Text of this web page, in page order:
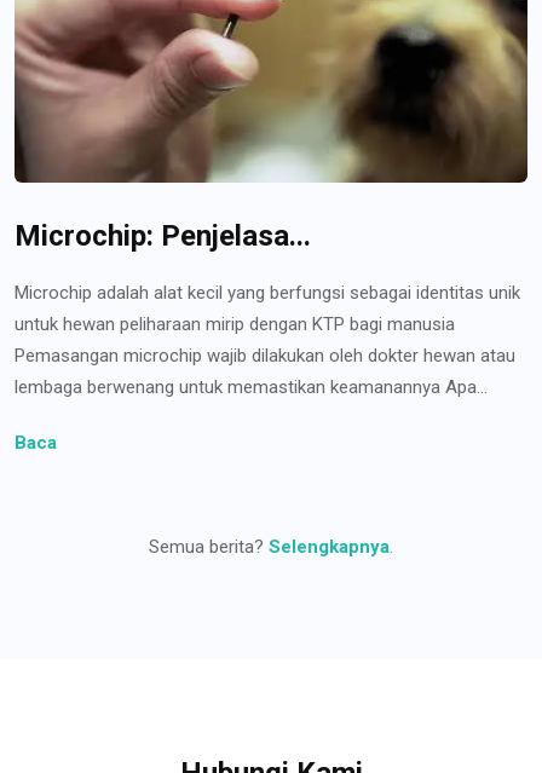
Microchip: Penjelasa...
Microchip adalah alat kecil yang berfungsi sebagai identitas unik
untuk hewan peliharaan mirip dengan KTP bagi manusia
Pemasangan microchip wajib dilakukan oleh dokter hewan atau
lembaga berwenang untuk memastikan keamanannya Apa...
Baca
Semua berita? Selengkapnya.